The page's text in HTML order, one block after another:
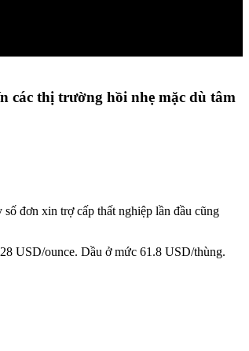
các thị trường hồi nhẹ mặc dù tâm
đơn xin trợ cấp thất nghiệp lần đầu cũng
USD/ounce. Dầu ở mức 61.8 USD/thùng.